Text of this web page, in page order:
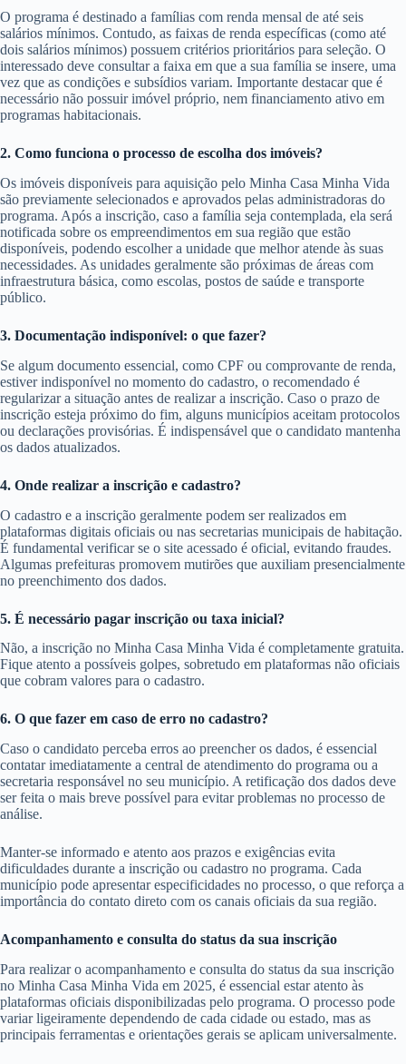
O programa é destinado a famílias com renda mensal de até seis
salários mínimos. Contudo, as faixas de renda específicas (como até
dois salários mínimos) possuem critérios prioritários para seleção. O
interessado deve consultar a faixa em que a sua família se insere, uma
vez que as condições e subsídios variam. Importante destacar que é
necessário não possuir imóvel próprio, nem financiamento ativo em
programas habitacionais.
2. Como funciona o processo de escolha dos imóveis?
Os imóveis disponíveis para aquisição pelo Minha Casa Minha Vida
são previamente selecionados e aprovados pelas administradoras do
programa. Após a inscrição, caso a família seja contemplada, ela será
notificada sobre os empreendimentos em sua região que estão
disponíveis, podendo escolher a unidade que melhor atende às suas
necessidades. As unidades geralmente são próximas de áreas com
infraestrutura básica, como escolas, postos de saúde e transporte
público.
3. Documentação indisponível: o que fazer?
Se algum documento essencial, como CPF ou comprovante de renda,
estiver indisponível no momento do cadastro, o recomendado é
regularizar a situação antes de realizar a inscrição. Caso o prazo de
inscrição esteja próximo do fim, alguns municípios aceitam protocolos
ou declarações provisórias. É indispensável que o candidato mantenha
os dados atualizados.
4. Onde realizar a inscrição e cadastro?
O cadastro e a inscrição geralmente podem ser realizados em
plataformas digitais oficiais ou nas secretarias municipais de habitação.
É fundamental verificar se o site acessado é oficial, evitando fraudes.
Algumas prefeituras promovem mutirões que auxiliam presencialmente
no preenchimento dos dados.
5. É necessário pagar inscrição ou taxa inicial?
Não, a inscrição no Minha Casa Minha Vida é completamente gratuita.
Fique atento a possíveis golpes, sobretudo em plataformas não oficiais
que cobram valores para o cadastro.
6. O que fazer em caso de erro no cadastro?
Caso o candidato perceba erros ao preencher os dados, é essencial
contatar imediatamente a central de atendimento do programa ou a
secretaria responsável no seu município. A retificação dos dados deve
ser feita o mais breve possível para evitar problemas no processo de
análise.
Manter-se informado e atento aos prazos e exigências evita
dificuldades durante a inscrição ou cadastro no programa. Cada
município pode apresentar especificidades no processo, o que reforça a
importância do contato direto com os canais oficiais da sua região.
Acompanhamento e consulta do status da sua inscrição
Para realizar o acompanhamento e consulta do status da sua inscrição
no Minha Casa Minha Vida em 2025, é essencial estar atento às
plataformas oficiais disponibilizadas pelo programa. O processo pode
variar ligeiramente dependendo de cada cidade ou estado, mas as
principais ferramentas e orientações gerais se aplicam universalmente.